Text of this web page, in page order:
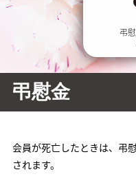
弔
弔慰金
会員が死亡したときは、弔
されます。